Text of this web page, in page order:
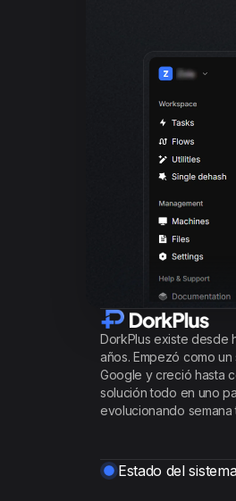
DorkPlus existe desde
años. Empezó como
Google y creció hasta
solución todo en uno
evolucionando semana
Estado del